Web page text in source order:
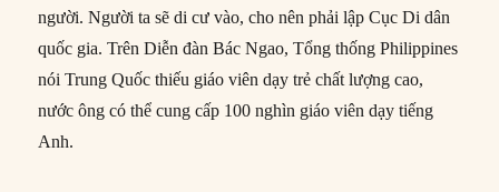
người. Người ta sẽ di cư vào, cho nên phải lập Cục Di dân
quốc gia. Trên Diễn đàn Bác Ngao, Tổng thống Philippines
nói Trung Quốc thiếu giáo viên dạy trẻ chất lượng cao,
nước ông có thể cung cấp 100 nghìn giáo viên dạy tiếng
Anh.